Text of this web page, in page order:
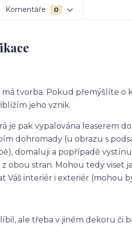
Komentáře 0
má tvorba. Pokud přemýšlíte
jeho vznik.
je pak vypalována leaserem
dohromady (u obrazu s
domaluji a popřípadě
obou stran. Mohou tedy viset
Váš interiér i exteriér (mohou
ale třeba v jiném dekoru či